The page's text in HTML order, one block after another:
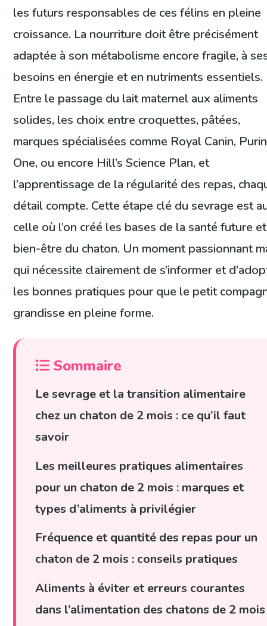
les futurs responsables de ces félins en pleine
croissance. La nourriture doit être précisément
adaptée à son métabolisme encore fragile, à
besoins en énergie et en nutriments essentiels.
Entre le passage du lait maternel aux aliments
solides, les choix entre croquettes, pâtées,
marques spécialisées comme Royal Canin,
One, ou encore Hill’s Science Plan, et
l’apprentissage de la régularité des repas,
détail compte. Cette étape clé du sevrage est
celle où l’on créé les bases de la santé future
bien-être du chaton. Un moment passionnant
qui nécessite clairement de s’informer et
les bonnes pratiques pour que le petit
grandisse en pleine forme.
Sommaire
Le sevrage et la transition alimentaire
chez un chaton de 2 mois : ce qu’il faut
savoir
Les meilleures pratiques alimentaires
pour un chaton de 2 mois : marques et
types d’aliments à privilégier
Fréquence et quantité des repas pour un
chaton de 2 mois : conseils pratiques
Aliments à éviter et erreurs courantes
dans l’alimentation des chatons de 2 mois